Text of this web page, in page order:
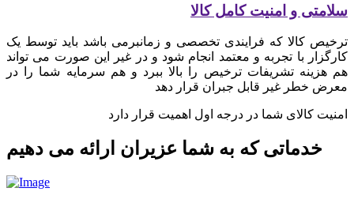
سلامتی و امنیت کامل کالا
ترخیص کالا که فرایندی تخصصی و زمانبرمی باشد باید توسط یک
کارگزار با تجربه و معتمد انجام شود و در غیر این صورت می تواند
هم هزینه تشریفات ترخیص را بالا ببرد و هم سرمایه شما را در
معرض خطر غیر قابل جبران قرار دهد
امنیت کالای شما در درجه اول اهمیت قرار دارد
خدماتی که به شما عزیران ارائه می دهیم